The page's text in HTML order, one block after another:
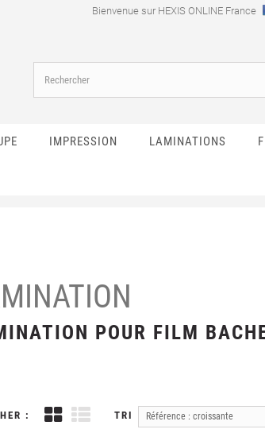
Bienvenue sur HEXIS ONLINE France
IMPRESSION LAMINATIONS
POUR FILM
: TRI Référence : croissante